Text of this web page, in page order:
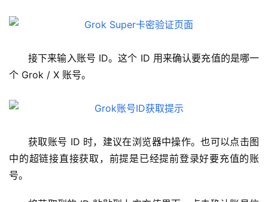
接下来输入账号 ID。这个 ID 用来确认要充值的是哪一
个 Grok / X 账号。
获取账号 ID 时，建议在浏览器中操作。也可以点击图
中的超链接直接获取，前提是已经提前登录好要充值的账
号。